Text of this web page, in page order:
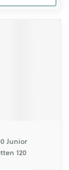
Junior
120